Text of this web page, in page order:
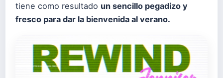
tiene como resultado un sencillo pegadizo y
fresco para dar la bienvenida al verano.